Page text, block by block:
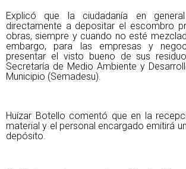
Explicó que la ciudadanía en
directamente a depositar el escombro
obras, siempre y cuando no esté
embargo, para las empresas y
presentar el visto bueno de sus
Secretaría de Medio Ambiente y
Municipio (Semadesu).
Huízar Botello comentó que en la
material y el personal encargado emitirá
depósito.